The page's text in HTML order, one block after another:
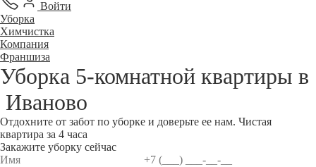
Войти
Уборка
Химчистка
Компания
Франшиза
Уборка 5-комнатной квартиры в
Иваново
Отдохните от забот по уборке и доверьте ее нам. Чистая
квартира за 4 часа
Закажите уборку сейчас